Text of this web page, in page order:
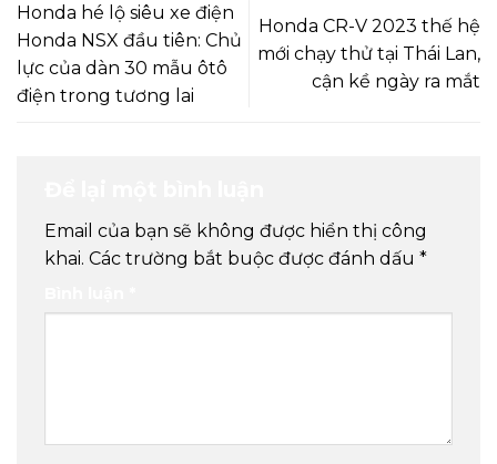
Honda hé lộ siêu xe điện
Honda NSX đầu tiên: Chủ
lực của dàn 30 mẫu ôtô
điện trong tương lai
Honda CR-V 2023 thế hệ
mới chạy thử tại Thái Lan,
cận kề ngày ra mắt
Email của bạn sẽ không được hiển thị công
khai. Các trường bắt buộc được đánh dấu *